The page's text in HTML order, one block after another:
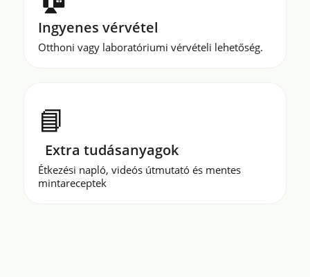
Ingyenes vérvétel
Otthoni vagy laboratóriumi vérvételi lehetőség.
📘
Extra tudásanyagok
Étkezési napló, videós útmutató és mentes
mintareceptek